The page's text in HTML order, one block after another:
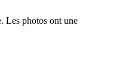
Les photos ont une